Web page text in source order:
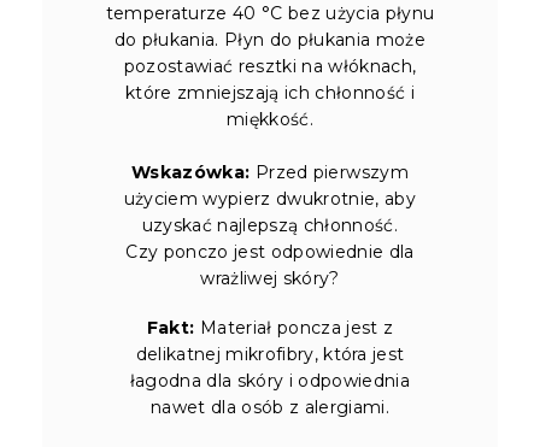
temperaturze 40 °C bez użycia płynu
do płukania. Płyn do płukania może
pozostawiać resztki na włóknach,
które zmniejszają ich chłonność i
miękkość.
Wskazówka: Przed pierwszym
użyciem wypierz dwukrotnie, aby
uzyskać najlepszą chłonność.
Czy ponczo jest odpowiednie dla
wrażliwej skóry?
Fakt: Materiał poncza jest z
delikatnej mikrofibry, która jest
łagodna dla skóry i odpowiednia
nawet dla osób z alergiami.